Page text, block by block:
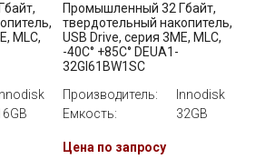
MLC,
Innodisk
Промышленный 32 Гбайт,
твердотельный накопитель,
USB Drive, серия 3ME, MLC,
-40C° +85C° DEUA1-
32GI61BW1SC
Производитель:
Innodisk
Емкость:
32GB
Цена по запросу